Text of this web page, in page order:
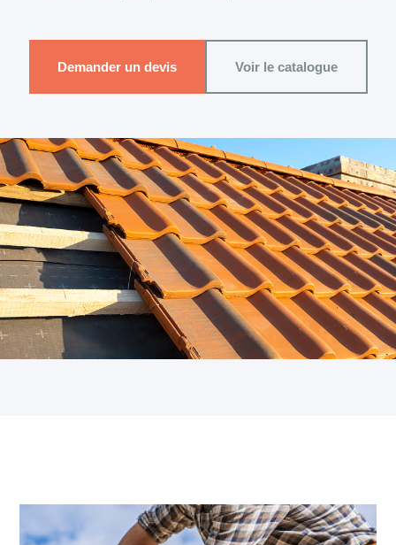
Demander un devis Voir le catalogue